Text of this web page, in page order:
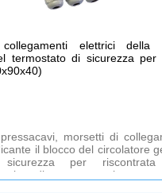
elettrici della
termostato di sicurezza
morsetti di
il blocco del circolatore
per riscontrata
di temperatura impostato.